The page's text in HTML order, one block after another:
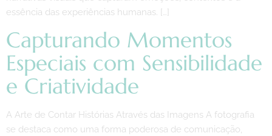
essência das experiências humanas. […]
Capturando Momentos
Especiais com Sensibilidade
e Criatividade
A Arte de Contar Histórias Através das Imagens A fotografia
se destaca como uma forma poderosa de comunicação,